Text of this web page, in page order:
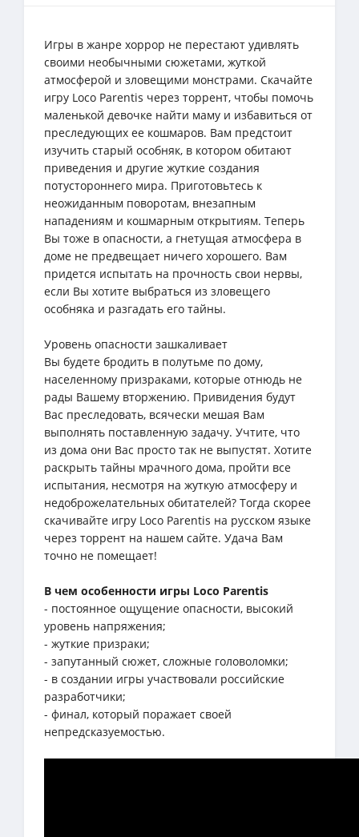
Игры в жанре хоррор не перестают удивлять
своими необычными сюжетами, жуткой
атмосферой и зловещими монстрами. Скачайте
игру Loco Parentis через торрент, чтобы помочь
маленькой девочке найти маму и избавиться от
преследующих ее кошмаров. Вам предстоит
изучить старый особняк, в котором обитают
приведения и другие жуткие создания
потустороннего мира. Приготовьтесь к
неожиданным поворотам, внезапным
нападениям и кошмарным открытиям. Теперь
Вы тоже в опасности, а гнетущая атмосфера в
доме не предвещает ничего хорошего. Вам
придется испытать на прочность свои нервы,
если Вы хотите выбраться из зловещего
особняка и разгадать его тайны.
Уровень опасности зашкаливает
Вы будете бродить в полутьме по дому,
населенному призраками, которые отнюдь не
рады Вашему вторжению. Привидения будут
Вас преследовать, всячески мешая Вам
выполнять поставленную задачу. Учтите, что
из дома они Вас просто так не выпустят. Хотите
раскрыть тайны мрачного дома, пройти все
испытания, несмотря на жуткую атмосферу и
недоброжелательных обитателей? Тогда скорее
скачивайте игру Loco Parentis на русском языке
через торрент на нашем сайте. Удача Вам
точно не помещает!
В чем особенности игры Loco Parentis
- постоянное ощущение опасности, высокий
уровень напряжения;
- жуткие призраки;
- запутанный сюжет, сложные головоломки;
- в создании игры участвовали российские
разработчики;
- финал, который поражает своей
непредсказуемостью.